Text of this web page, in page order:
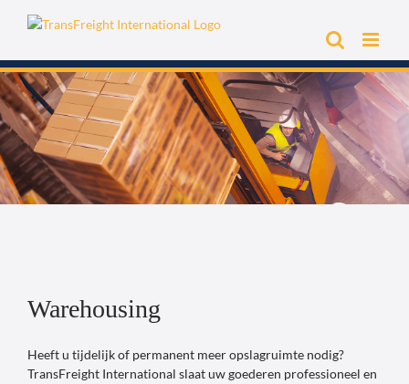
Warehousing
Heeft u tijdelijk of permanent meer opslagruimte nodig?
TransFreight International slaat uw goederen professioneel en